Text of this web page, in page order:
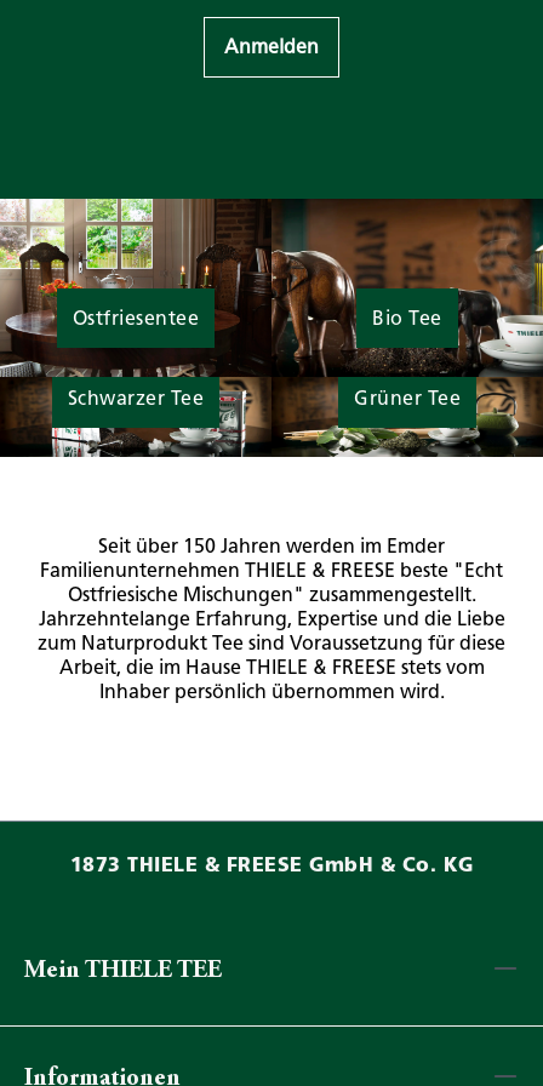
Anmelden
Ostfriesentee Bio Tee
Schwarzer Tee Grüner Tee
Seit über 150 Jahren werden im Emder
Familienunternehmen THIELE & FREESE beste "Echt
Ostfriesische Mischungen" zusammengestellt.
Jahrzehntelange Erfahrung, Expertise und die Liebe
zum Naturprodukt Tee sind Voraussetzung für diese
Arbeit, die im Hause THIELE & FREESE stets vom
Inhaber persönlich übernommen wird.
1873 THIELE & FREESE GmbH & Co. KG
Mein THIELE TEE
Informationen